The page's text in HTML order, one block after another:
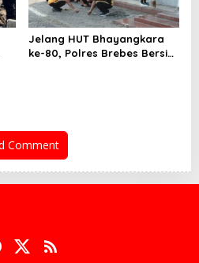
Jelang HUT Bhayangkara
ke-80, Polres Brebes Bersih-
Comment